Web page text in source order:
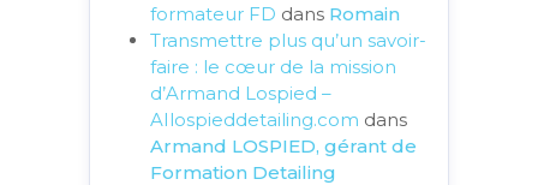
formateur FD dans Romain
Transmettre plus qu’un savoir-
faire : le cœur de la mission
d’Armand Lospied –
AIlospieddetailing.com dans
Armand LOSPIED, gérant de
Formation Detailing